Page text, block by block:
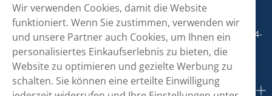
+498001800890
Mo/Di/Fr: 09-17 Uhr (Pause 12-13) Mi/Do: 10-19 Uhr (Pause 14-
15)
Kundendienst
Wir verwenden Cookies, damit die Website
funktioniert. Wenn Sie zustimmen, verwenden wir
und unsere Partner auch Cookies, um Ihnen ein
personalisiertes Einkaufserlebnis zu bieten, die
Website zu optimieren und gezielte Werbung zu
schalten. Sie können eine erteilte Einwilligung